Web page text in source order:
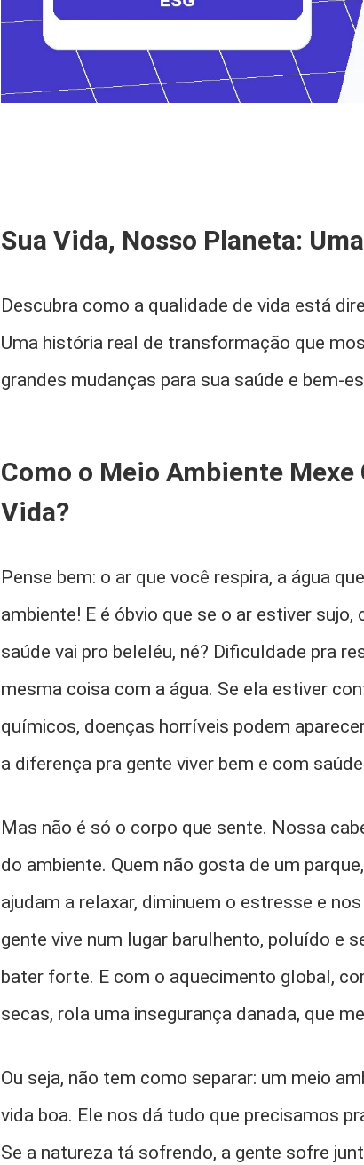
Sua Vida, Nosso Planeta:
Descubra como a qualidade de vida está
Uma história real de transformação que
grandes mudanças para sua saúde e bem-
Como o Meio Ambiente Mexe
Vida?
Pense bem: o ar que você respira, a água
ambiente! E é óbvio que se o ar estiver
saúde vai pro beleléu, né? Dificuldade pra
mesma coisa com a água. Se ela estiver
químicos, doenças horríveis podem
a diferença pra gente viver bem e com
Mas não é só o corpo que sente. Nossa
do ambiente. Quem não gosta de um
ajudam a relaxar, diminuem o estresse e
gente vive num lugar barulhento, poluído e
bater forte. E com o aquecimento global,
secas, rola uma insegurança danada, que
Ou seja, não tem como separar: um meio
vida boa. Ele nos dá tudo que precisamos
Se a natureza tá sofrendo, a gente sofre